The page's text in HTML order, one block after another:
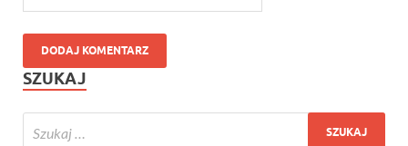
SZUKAJ